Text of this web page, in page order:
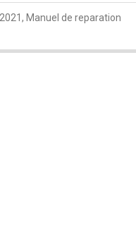
Manuel de reparation